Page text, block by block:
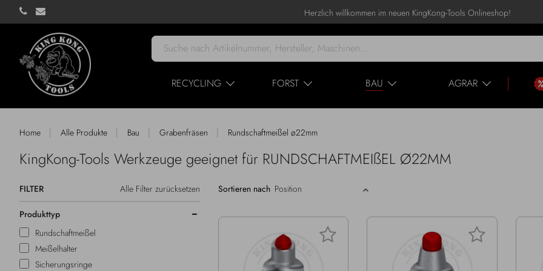
Herzlich willkommen im neuen KingKong-Tools Onlineshop!
RECYCLING FORST BAU AGRAR
Home | Alle Produkte | Bau | Grabenfräsen | Rundschaftmeißel ø22mm
KingKong-Tools Werkzeuge geeignet für RUNDSCHAFTMEIßEL Ø22MM
FILTER Alle Filter zurücksetzen
Produkttyp
Rundschaftmeißel
Meißelhalter
Sicherungsringe
Sortieren nach